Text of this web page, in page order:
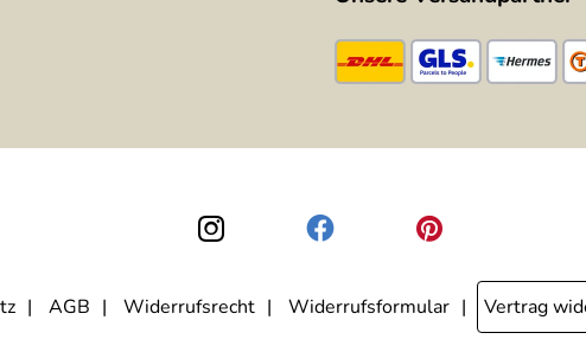
AGB Widerrufsrecht Widerrufsformular Vertrag